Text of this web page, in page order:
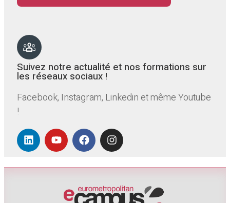
Suivez notre actualité et nos formations sur
les réseaux sociaux !
Facebook, Instagram, Linkedin et même Youtube
!